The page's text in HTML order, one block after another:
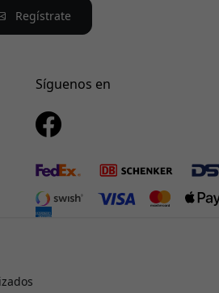
Regístrate
Síguenos en